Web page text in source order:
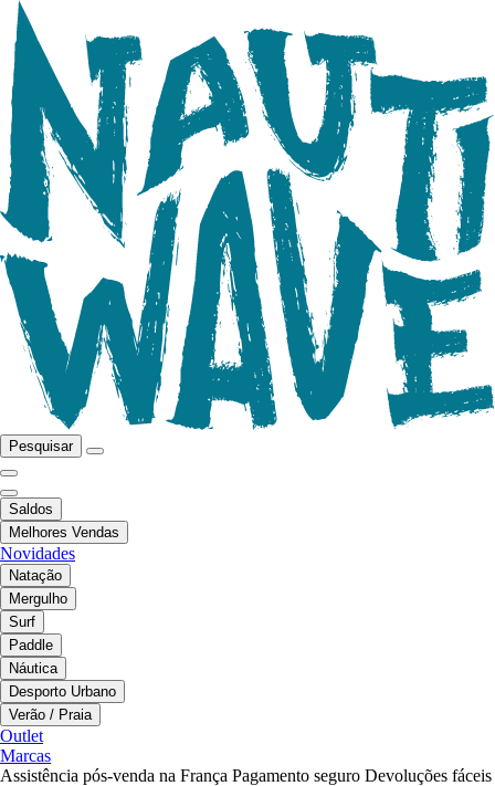
Pesquisar
Saldos
Melhores Vendas
Novidades
Natação
Mergulho
Surf
Paddle
Náutica
Desporto Urbano
Verão / Praia
Outlet
Marcas
Assistência pós-venda na França Pagamento seguro Devoluções fáceis